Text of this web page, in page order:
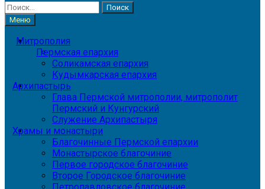
Найти:
Меню
Митрополия
Пермская епархия
Соликамская епархия
Кудымкарская епархия
Архипастырь
Глава Пермской митрополии, митрополит
Пермский и Кунгурский
Служение Архипастыря
Храмы и монастыри
Благочинные Пермской епархии
Монастырское благочиние
Первое городское благочиние
Второе Городское благочиние